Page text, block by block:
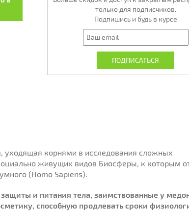
только для подписчиков.
Подпишись и будь в курсе
уходящая корнями в исследования сложных
живущих видов Биосферы, к которым
(Homo Sapiens).
и питания тела, заимствованные у
способную продлевать сроки